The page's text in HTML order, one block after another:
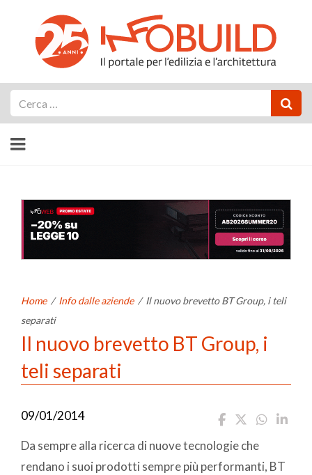
Home / Info dalle aziende / Il nuovo brevetto BT Group, i teli
separati
Il nuovo brevetto BT Group, i
teli separati
09/01/2014
Da sempre alla ricerca di nuove tecnologie che
rendano i suoi prodotti sempre più performanti, BT